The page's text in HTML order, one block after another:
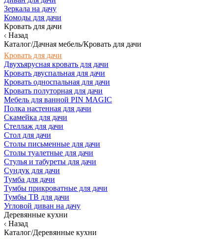
Зеркала на дачу
Комоды для дачи
Кровать для дачи
Назад
Каталог/Дачная мебель/Кровать для дачи
Кровать для дачи
Двухъярусная кровать для дачи
Кровать двуспальная для дачи
Кровать односпальная для дачи
Кровать полуторная для дачи
Мебель для ванной PIN MAGIC
Полка настенная для дачи
Скамейка для дачи
Стеллаж для дачи
Стол для дачи
Столы письменные для дачи
Столы туалетные для дачи
Стулья и табуреты для дачи
Сундук для дачи
Тумба для дачи
Тумбы прикроватные для дачи
Тумбы ТВ для дачи
Угловой диван на дачу
Деревянные кухни
Назад
Каталог/Деревянные кухни